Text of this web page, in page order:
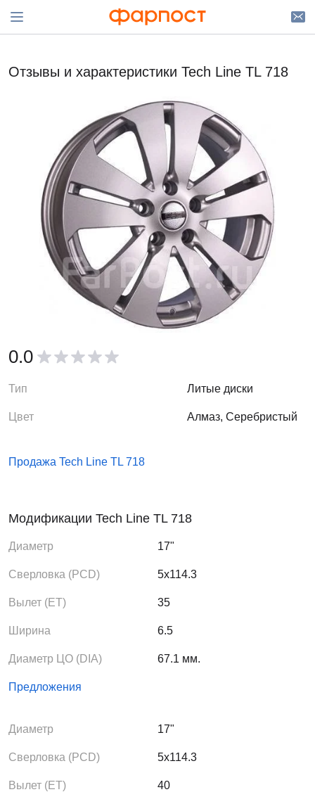
Отзывы и характеристики Tech Line TL 718
0.0
Тип Литые диски
Цвет Алмаз, Серебристый
Продажа Tech Line TL 718
Модификации Tech Line TL 718
Диаметр 17"
Сверловка (PCD) 5x114.3
Вылет (ЕТ) 35
Ширина 6.5
Диаметр ЦО (DIA) 67.1 мм.
Предложения
Диаметр 17"
Сверловка (PCD) 5x114.3
Вылет (ЕТ) 40